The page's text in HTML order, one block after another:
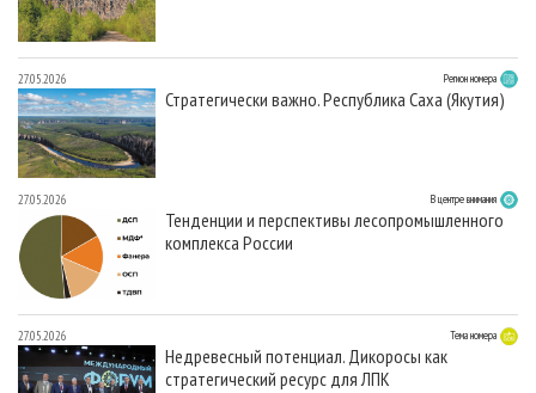
27.05.2026 Регион номера
Стратегически важно. Республика Саха (Якутия)
27.05.2026 В центре внимания
Тенденции и перспективы лесопромышленного
комплекса России
27.05.2026 Тема номера
Недревесный потенциал. Дикоросы как
стратегический ресурс для ЛПК